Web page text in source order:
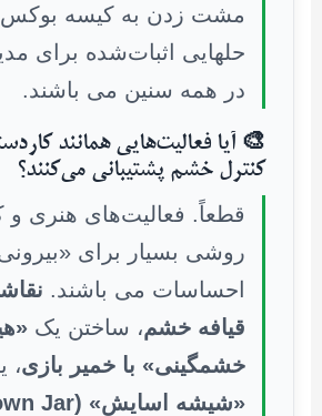
مشت زدن به کیسه بوکس
حلهایی اثبات‌شده برای
در همه سنین می باشند.
🎨 آیا فعالیت‌هایی همانند
کنترل خشم پشتیبانی می‌کنند؟
قطعاً. فعالیت‌های هنری و
روشی بسیار برای
احساسات می باشند.
قیافه خشم، ساختن یک
خشمگینی» با خمیر بازی،
«شیشه اسایش» (Calm-Down Jar)